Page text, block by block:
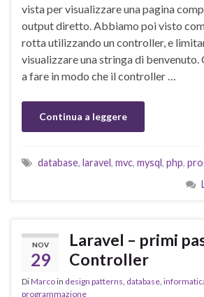
vista per visualizzare una pagina
output diretto. Abbiamo poi visto
rotta utilizzando un controller, e
visualizzare una stringa di benvenuto.
a fare in modo che il controller …
Continua a leggere
database, laravel, mvc, mysql, php,
NOV
29
Laravel – primi
Controller
DiMarcoin design patterns database
programmazione